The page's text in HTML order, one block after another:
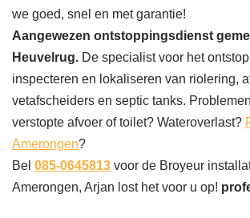
we goed, snel en met garantie!
Aangewezen ontstoppingsdienst
Heuvelrug. De specialist voor het
inspecteren en lokaliseren van riolering,
vetafscheiders en septic tanks.
verstopte afvoer of toilet? Wateroverlast?
Amerongen?
Bel 085-0645813 voor de Broyeur
Amerongen, Arjan lost het voor u op!